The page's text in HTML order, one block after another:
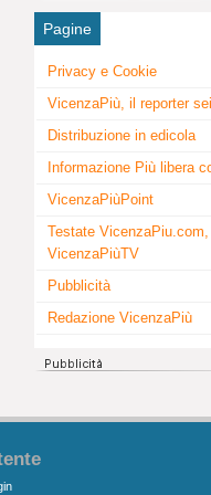
Pagine
Privacy e Cookie
VicenzaPiù, il reporter
Distribuzione in edicola
Informazione Più libera
VicenzaPiùPoint
Testate
VicenzaPiùTV
Pubblicità
Redazione VicenzaPiù